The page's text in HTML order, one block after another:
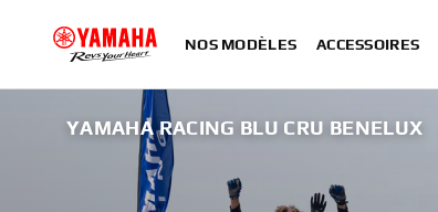
NOS MODÈLES ACCESSOIRES
YAMAHA RACING BLU CRU BENELUX